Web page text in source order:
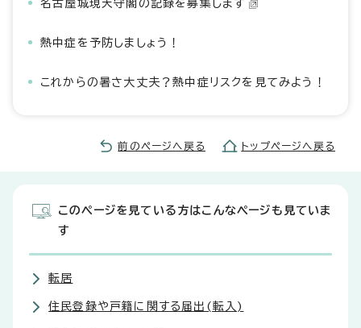
名古屋城現天守閣の記録を募集します
熱中症を予防しましょう！
これからの暑さ大丈夫？熱中症リスクを見てみよう！
前のページへ戻る トップページへ戻る
このページを見ている方はこんなページも見ていま
す
転居
住民登録や戸籍に関する届出(転入)